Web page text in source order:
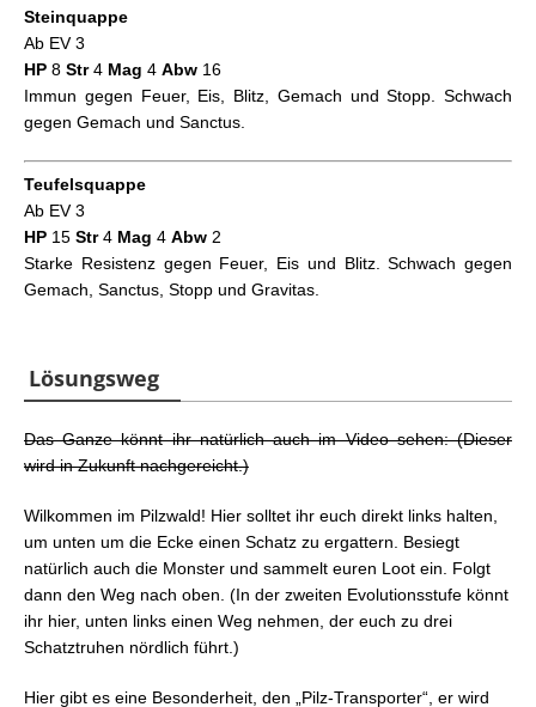
Steinquappe
Ab EV 3
HP 8 Str4 Mag 4 Abw 16
Immun gegen Feuer, Eis, Blitz, Gemach und Stopp. Schwach
gegen Gemach und Sanctus.
Teufelsquappe
Ab EV 3
HP 15 Str4 Mag 4 Abw 2
Starke Resistenz gegen Feuer, Eis und Blitz. Schwach gegen
Gemach, Sanctus, Stopp und Gravitas.
Lösungsweg
Das Ganze könnt ihr natürlich auch im Video sehen: (Dieser
wird in Zukunft nachgereicht.)
Wilkommen im Pilzwald! Hier solltet ihr euch direkt links halten,
um unten um die Ecke einen Schatz zu ergattern. Besiegt
natürlich auch die Monster und sammelt euren Loot ein. Folgt
dann den Weg nach oben. (In der zweiten Evolutionsstufe könnt
ihr hier, unten links einen Weg nehmen, der euch zu drei
Schatztruhen nördlich führt.)
Hier gibt es eine Besonderheit, den „Pilz-Transporter“, er wird